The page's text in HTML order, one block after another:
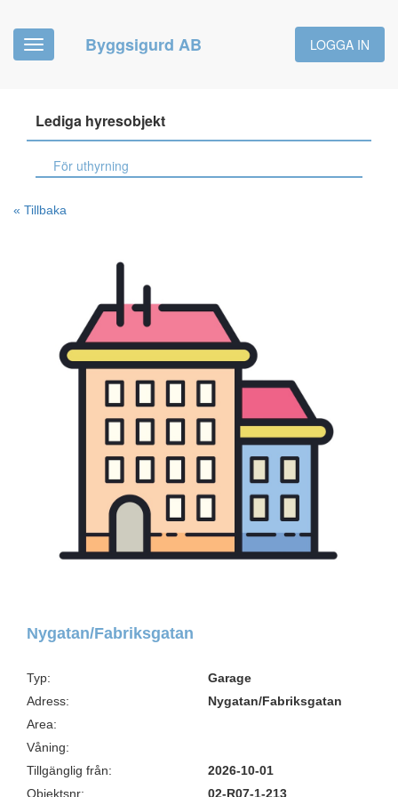
Toggle
navigation
Byggsigurd AB LOGGA IN
Lediga hyresobjekt
För uthyrning
« Tillbaka
Nygatan/Fabriksgatan
Typ:
Garage
Adress:
Nygatan/Fabriksgatan
Area:
Våning:
Tillgänglig från:
2026-10-01
Objektsnr:
02-R07-1-213